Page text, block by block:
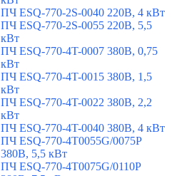
ПЧ ESQ-770-2S-0040 220В, 4 кВт
ПЧ ESQ-770-2S-0055 220В, 5,5
кВт
ПЧ ESQ-770-4T-0007 380В, 0,75
кВт
ПЧ ESQ-770-4T-0015 380В, 1,5
кВт
ПЧ ESQ-770-4T-0022 380В, 2,2
кВт
ПЧ ESQ-770-4T-0040 380В, 4 кВт
ПЧ ESQ-770-4T0055G/0075P
380В, 5,5 кВт
ПЧ ESQ-770-4T0075G/0110P